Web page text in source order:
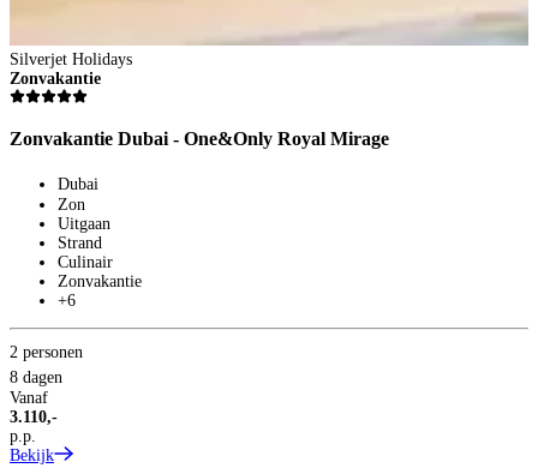
Silverjet Holidays
Zonvakantie
Zonvakantie Dubai - One&Only Royal Mirage
Dubai
Zon
Uitgaan
Strand
Culinair
Zonvakantie
+6
2 personen
8 dagen
Vanaf
3.110,-
p.p.
Bekijk